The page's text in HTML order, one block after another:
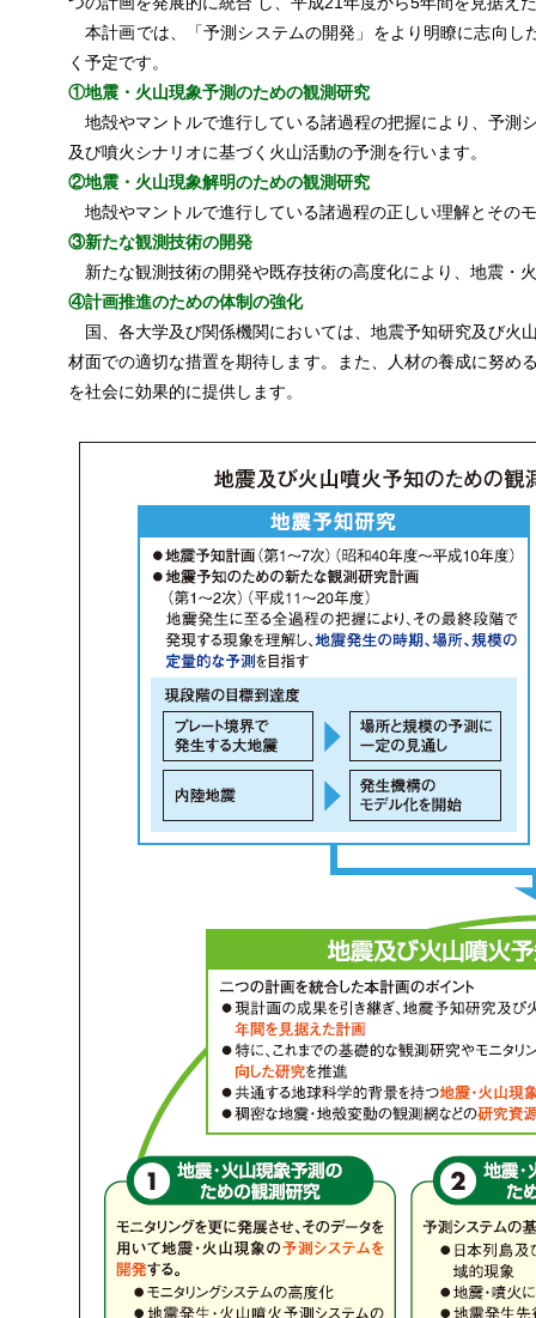
本計画では、「予測システムの開発」をより明瞭に志向し
く予定です。
①地震・火山現象予測のための観測研究
地殻やマントルで進行している諸過程の把握により、予測
及び噴火シナリオに基づく火山活動の予測を行います。
②地震・火山現象解明のための観測研究
地殻やマントルで進行している諸過程の正しい理解とその
③新たな観測技術の開発
新たな観測技術の開発や既存技術の高度化により、地震・
④計画推進のための体制の強化
国、各大学及び関係機関においては、地震予知研究及び火
材面での適切な措置を期待します。また、人材の養成に努め
を社会に効果的に提供します。